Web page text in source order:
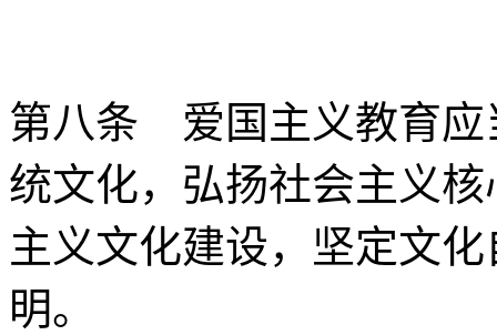
第八条 爱国主义教育应
统文化，弘扬社会主义
主义文化建设，坚定文
明。